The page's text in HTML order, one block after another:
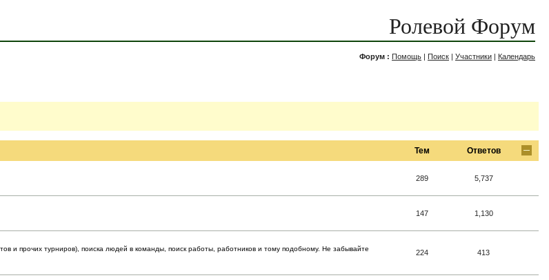
Ролевой Форум
Форум : Помощь | Поиск | Участники | Календарь
Тем Ответов
289 5,737
147 1,130
и прочих турниров), поиска людей в команды, поиск работы, работников и тому подобному. Не забывайте
224 413